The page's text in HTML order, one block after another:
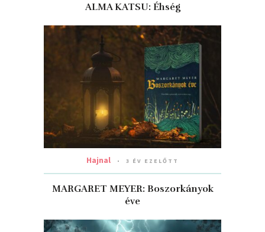
ALMA KATSU: Éhség
Hajnal 3 ÉV EZELŐTT
MARGARET MEYER: Boszorkányok
éve